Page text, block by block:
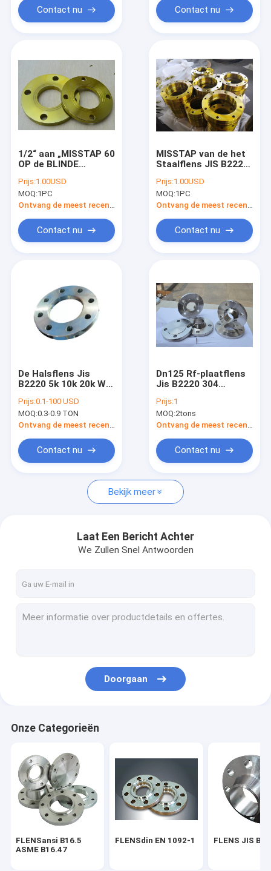
Producten
Ongeveer ons
Fabrieksreis
Nieuws
Gevallen
FLENSansi B16.5 ASME B16.47
FLENS JIS B2220
FLENSgost 33259
EN 10253 VAN DE PIJPmontage DIN
HET T-STUK VAN DE STAALpijp
Het Reductiemiddel van de staalpijp
Staalpijp GLB
FROGED-MONTAGE ASME B16.11
Contact nu Contact nu
1/2“ aan „MISSTAP 60
OP de BLINDE
B2220 10K SS400
SUS304 SUS316 van
de Staalpijp
Prijs:1.00USD
MOQ:1PC
Ontvang de meest recente Prijs
Contact nu
MISSTAP van de het
Staalflens JIS B2220
40K van SS400
SUS304 de SUS316
Gesmede OP
Prijs:1.00USD
MOQ:1PC
Ontvang de meest recente Prijs
Contact nu
De Halsflens Jis
B2220 5k 10k 20k Wn
Koolstofstaallas
Prijs:0.1-100 USD
MOQ:0.3-0.9 TON
Ontvang de meest recente Prijs
Contact nu
Dn125 Rf-plaatflens
Jis B2220 304
Prijs:1
MOQ:2tons
Ontvang de meest recente Prijs
Contact nu
Bekijk meer
Laat Een Bericht Achter
We Zullen Snel Antwoorden
Doorgaan
Onze Categorieën
FLENSansi B16.5
ASME B16.47
FLENSdin EN 1092-1 FLENS JIS